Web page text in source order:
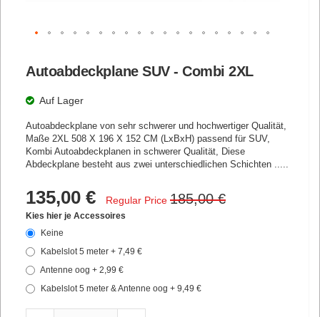
der
springen
Autoabdeckplane SUV - Combi 2XL
Auf Lager
Autoabdeckplane von sehr schwerer und hochwertiger Qualität,
Maße 2XL 508 X 196 X 152 CM (LxBxH) passend für SUV,
Kombi Autoabdeckplanen in schwerer Qualität, Diese
Abdeckplane besteht aus zwei unterschiedlichen Schichten .....
Special
Price
135,00 € Regular Price 185,00 €
Kies hier je Accessoires
Keine
Kabelslot 5 meter + 7,49 €
Antenne oog + 2,99 €
Kabelslot 5 meter & Antenne oog + 9,49 €